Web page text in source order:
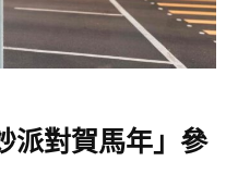
派對賀馬年」參